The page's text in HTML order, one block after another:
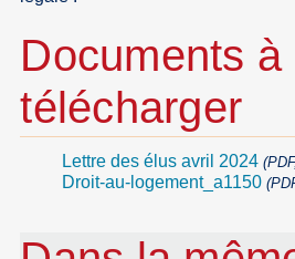
Documents à
télécharger
Lettre des élus avril 2024
Droit-au-logement_a1150